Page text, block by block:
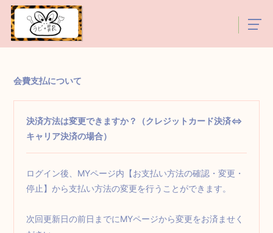
会費支払について
決済方法は変更できますか？（クレジットカード決済⇔
キャリア決済の場合）
ログイン後、MYページ内【お支払い方法の確認・変更・
停止】から支払い方法の変更を行うことができます。
次回更新日の前日までにMYページから変更をお済ませく